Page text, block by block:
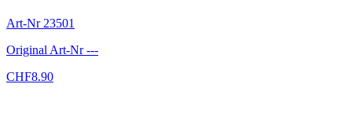
Art-Nr 23501
Original Art-Nr---
CHF8.90